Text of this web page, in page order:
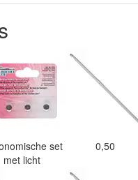
set
met licht
0,50